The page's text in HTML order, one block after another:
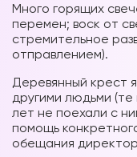
Много горящих
перемен; воск от
стремительное
отправлением).
Деревянный крест
другими людьми
лет не поехали с
помощь
обещания